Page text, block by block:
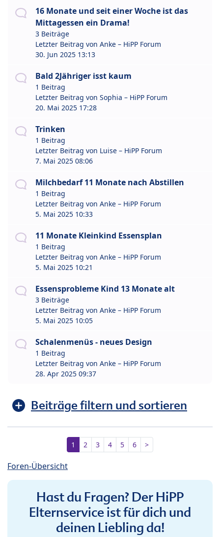
16 Monate und seit einer Woche ist das
Mittagessen ein Drama!
3 Beiträge
Letzter Beitrag von Anke – HiPP Forum
30. Jun 2025 13:13
Bald 2Jähriger isst kaum
1 Beitrag
Letzter Beitrag von Sophia – HiPP Forum
20. Mai 2025 17:28
Trinken
1 Beitrag
Letzter Beitrag von Luise – HiPP Forum
7. Mai 2025 08:06
Milchbedarf 11 Monate nach Abstillen
1 Beitrag
Letzter Beitrag von Anke – HiPP Forum
5. Mai 2025 10:33
11 Monate Kleinkind Essensplan
1 Beitrag
Letzter Beitrag von Anke – HiPP Forum
5. Mai 2025 10:21
Essensprobleme Kind 13 Monate alt
3 Beiträge
Letzter Beitrag von Anke – HiPP Forum
5. Mai 2025 10:05
Schalenmenüs - neues Design
1 Beitrag
Letzter Beitrag von Anke – HiPP Forum
28. Apr 2025 09:37
Beiträge filtern und sortieren
1 2 3 4 5 6 >
Foren-Übersicht
Hast du Fragen? Der HiPP
Elternservice ist für dich und
deinen Liebling da!